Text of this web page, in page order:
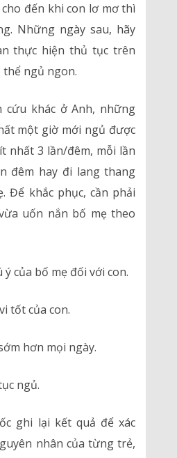
đến khi con lơ mơ thì
Những ngày sau, hãy
thực hiện thủ tục trên
ngủ ngon.
cứu khác ở Anh, những
một giờ mới ngủ được
nhất 3 lần/đêm, mỗi lần
đêm hay đi lang thang
Để khắc phục, cần phải
uốn nắn bố mẹ theo
ý của bố mẹ đối với con.
tốt của con.
hơn mọi ngày.
ngủ.
ghi lại kết quả để xác
nhân của từng trẻ,